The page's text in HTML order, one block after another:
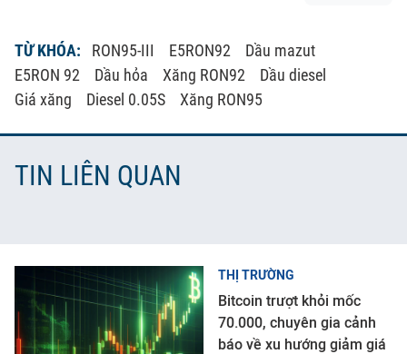
TỪ KHÓA: RON95-III E5RON92
Dầu mazut
E5RON 92
Dầu hỏa Xăng RON92
Dầu diesel
Giá xăng
Diesel 0.05S Xăng RON95
TIN LIÊN QUAN
THỊ TRƯỜNG
Bitcoin trượt khỏi mốc
70.000, chuyên gia cảnh
báo về xu hướng giảm giá